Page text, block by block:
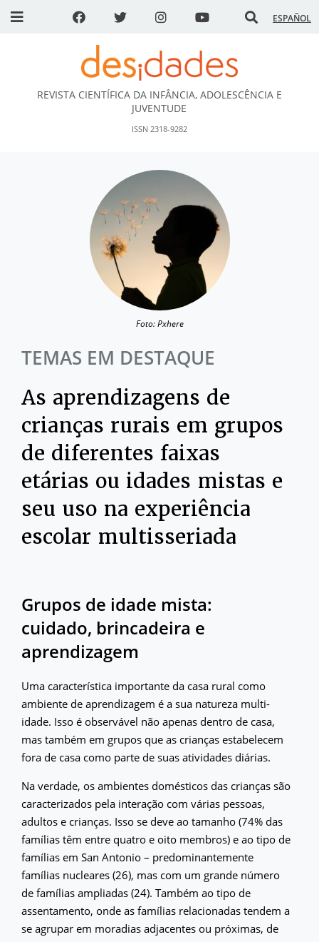
ESPAÑOL
DESidades
REVISTA CIENTÍFICA DA INFÂNCIA, ADOLESCÊNCIA E
JUVENTUDE
ISSN 2318-9282
Foto: Pxhere
TEMAS EM DESTAQUE
As aprendizagens de
crianças rurais em grupos
de diferentes faixas
etárias ou idades mistas e
seu uso na experiência
escolar multisseriada
Grupos de idade mista:
cuidado, brincadeira e
aprendizagem
Uma característica importante da casa rural como
ambiente de aprendizagem é a sua natureza multi-
idade. Isso é observável não apenas dentro de casa,
mas também em grupos que as crianças estabelecem
fora de casa como parte de suas atividades diárias.
Na verdade, os ambientes domésticos das crianças são
caracterizados pela interação com várias pessoas,
adultos e crianças. Isso se deve ao tamanho (74% das
famílias têm entre quatro e oito membros) e ao tipo de
famílias em San Antonio – predominantemente
famílias nucleares (26), mas com um grande número
de famílias ampliadas (24). Também ao tipo de
assentamento, onde as famílias relacionadas tendem a
se agrupar em moradias adjacentes ou próximas, de